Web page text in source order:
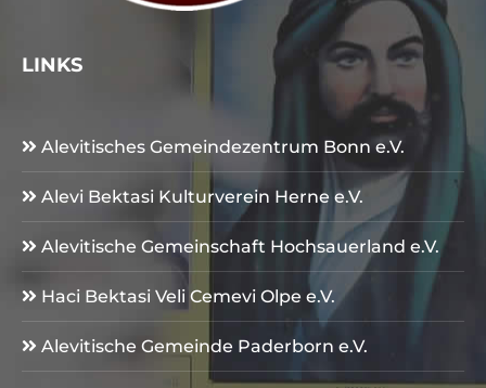
LINKS
Alevitisches Gemeindezentrum Bonn e.V.
Alevi Bektasi Kulturverein Herne e.V.
Alevitische Gemeinschaft Hochsauerland e.V.
Haci Bektasi Veli Cemevi Olpe e.V.
Alevitische Gemeinde Paderborn e.V.